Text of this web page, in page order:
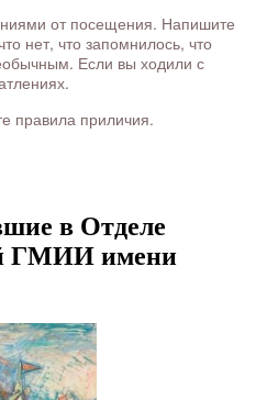
от посещения. Напишите
нет, что запомнилось, что
Если вы ходили с
правила приличия.
в Отделе
ГМИИ имени